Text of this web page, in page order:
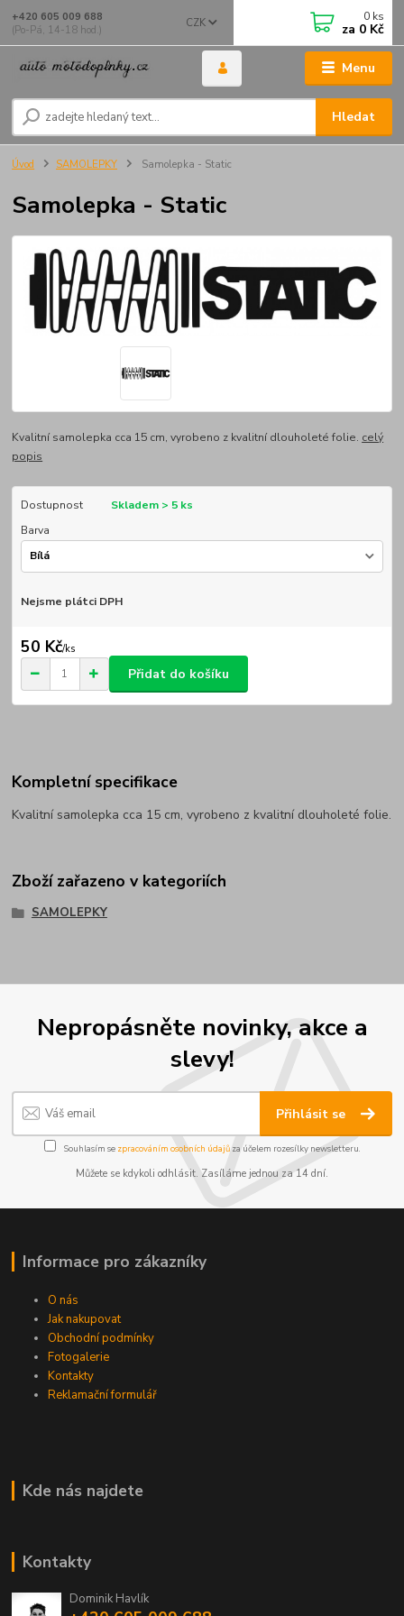
Menu
CZK
Hledat
+420 605 009 688
(Po-Pá, 14-18 hod.)
0 ks
za 0 Kč
Úvod SAMOLEPKY Samolepka - Static
Samolepka - Static
Kvalitní samolepka cca 15 cm, vyrobeno z kvalitní dlouholeté folie. celý
popis
Dostupnost
Skladem > 5 ks
Barva
Nejsme plátci DPH
50 Kč/ks
Přidat do košíku
Kompletní specifikace
Kvalitní samolepka cca 15 cm, vyrobeno z kvalitní dlouholeté folie.
Zboží zařazeno v kategoriích
SAMOLEPKY
Nepropásněte novinky, akce a
slevy!
Přihlásit se
Souhlasím se zpracováním osobních údajůza účelem rozesílky newsletteru.
Můžete se kdykoli odhlásit. Zasíláme jednou za 14 dní.
Informace pro zákazníky
O nás
Jak nakupovat
Obchodní podmínky
Fotogalerie
Kontakty
Reklamační formulář
Kde nás najdete
Kontakty
Dominik Havlík